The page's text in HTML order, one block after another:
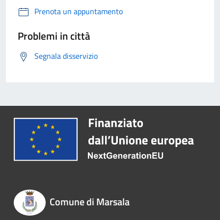
Prenota un appuntamento
Problemi in città
Segnala disservizio
Comune di Marsala